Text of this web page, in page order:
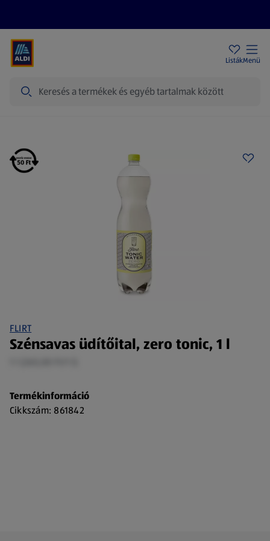
ListákMenü
FLIRT
Szénsavas üdítőital, zero tonic, 1 l
Termékinformáció
Cikkszám: 861842